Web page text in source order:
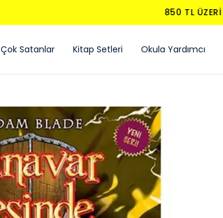
850 TL ÜZERI ÜCRETSIZ KARGO - KAPIDA ÖDEME
Çok Satanlar Kitap Setleri Okula Yardımcı